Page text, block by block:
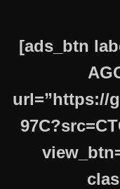
[ads_btn
url=”https://